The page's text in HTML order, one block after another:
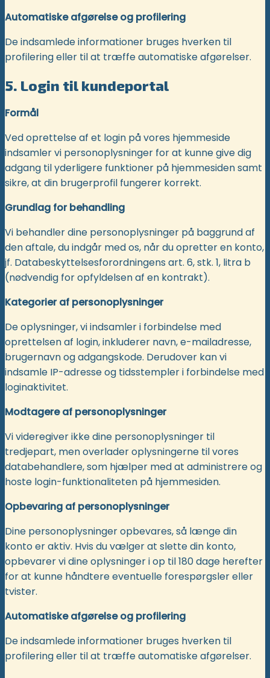
Automatiske afgørelse og profilering
De indsamlede informationer bruges hverken til
profilering eller til at træffe automatiske afgørelser.
5. Login til kundeportal
Formål
Ved oprettelse af et login på vores hjemmeside
indsamler vi personoplysninger for at kunne give dig
adgang til yderligere funktioner på hjemmesiden samt
sikre, at din brugerprofil fungerer korrekt.
Grundlag for behandling
Vi behandler dine personoplysninger på baggrund af
den aftale, du indgår med os, når du opretter en konto,
jf. Databeskyttelsesforordningens art. 6, stk. 1, litra b
(nødvendig for opfyldelsen af en kontrakt).
Kategorier af personoplysninger
De oplysninger, vi indsamler i forbindelse med
oprettelsen af login, inkluderer navn, e-mailadresse,
brugernavn og adgangskode. Derudover kan vi
indsamle IP-adresse og tidsstempler i forbindelse med
loginaktivitet.
Modtagere af personoplysninger
Vi videregiver ikke dine personoplysninger til
tredjepart, men overlader oplysningerne til vores
databehandlere, som hjælper med at administrere og
hoste login-funktionaliteten på hjemmesiden.
Opbevaring af personoplysninger
Dine personoplysninger opbevares, så længe din
konto er aktiv. Hvis du vælger at slette din konto,
opbevarer vi dine oplysninger i op til 180 dage herefter
for at kunne håndtere eventuelle forespørgsler eller
tvister.
Automatiske afgørelse og profilering
De indsamlede informationer bruges hverken til
profilering eller til at træffe automatiske afgørelser.